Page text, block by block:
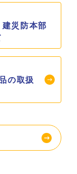
災防本部
の取扱